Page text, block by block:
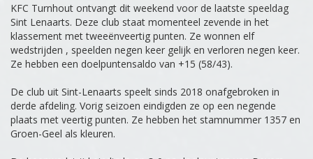
KFC Turnhout ontvangt dit weekend voor de laatste speeldag
Sint Lenaarts. Deze club staat momenteel zevende in het
klassement met tweeënveertig punten. Ze wonnen elf
wedstrijden , speelden negen keer gelijk en verloren negen keer.
Ze hebben een doelpuntensaldo van +15 (58/43).
De club uit Sint-Lenaarts speelt sinds 2018 onafgebroken in
derde afdeling. Vorig seizoen eindigden ze op een negende
plaats met veertig punten. Ze hebben het stamnummer 1357 en
Groen-Geel als kleuren.